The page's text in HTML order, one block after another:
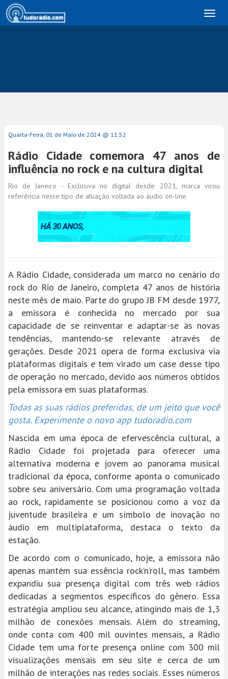
Quarta-Feira, 01 de Maio de 2024 @ 11:52
Rádio Cidade comemora 47 anos de
influência no rock e na cultura digital
Rio de Janeiro - Exclusiva no digital desde 2021, marca virou
referência nesse tipo de atuação voltada ao áudio on-line
A Rádio Cidade, considerada um marco no cenário do
rock do Rio de Janeiro, completa 47 anos de história
neste mês de maio. Parte do grupo JB FM desde 1977,
a emissora é conhecida no mercado por sua
capacidade de se reinventar e adaptar-se às novas
tendências, mantendo-se relevante através de
gerações. Desde 2021 opera de forma exclusiva via
plataformas digitais e tem virado um case desse tipo
de operação no mercado, devido aos números obtidos
pela emissora em suas plataformas.
Todas as suas rádios preferidas, de um jeito que você
gosta. Experimente o novo app tudoradio.com
Nascida em uma época de efervescência cultural, a
Rádio Cidade foi projetada para oferecer uma
alternativa moderna e jovem ao panorama musical
tradicional da época, conforme aponta o comunicado
sobre seu aniversário. Com uma programação voltada
ao rock, rapidamente se posicionou como a voz da
juventude brasileira e um símbolo de inovação no
áudio em multiplataforma, destaca o texto da
estação.
De acordo com o comunicado, hoje, a emissora não
apenas mantém sua essência rock’n’roll, mas também
expandiu sua presença digital com três web rádios
dedicadas a segmentos específicos do gênero. Essa
estratégia ampliou seu alcance, atingindo mais de 1,3
milhão de conexões mensais. Além do streaming,
onde conta com 400 mil ouvintes mensais, a Rádio
Cidade tem uma forte presença online com 300 mil
visualizações mensais em seu site e cerca de um
milhão de interações nas redes sociais. Esses números